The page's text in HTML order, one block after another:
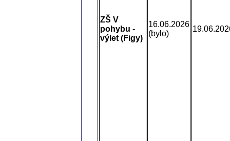
ZŠ V
pohybu -
výlet (Figy)
16.06.2026
(bylo)